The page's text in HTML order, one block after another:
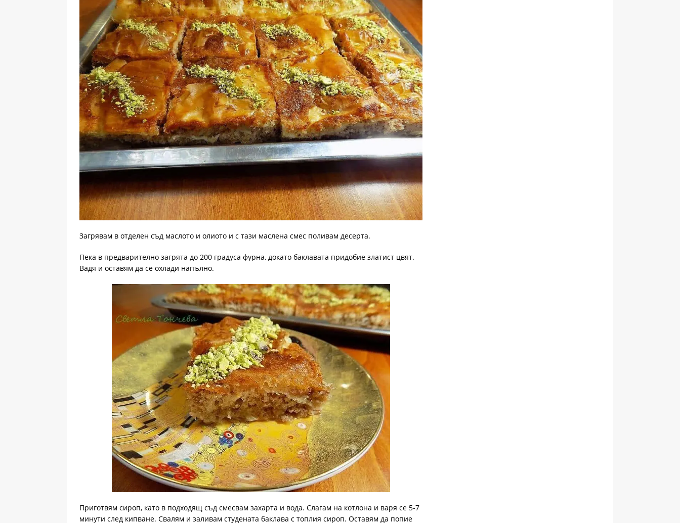
Загрявам в отделен съд маслото и олиото и с тази маслена смес поливам десерта.
Пека в предварително загрята до 200 градуса фурна, докато баклавата придобие златист цвят.
Вадя и оставям да се охлади напълно.
Приготвям сироп, като в подходящ съд смесвам захарта и вода. Слагам на котлона и варя се 5-7
минути след кипване. Свалям и заливам студената баклава с топлия сироп. Оставям да попие